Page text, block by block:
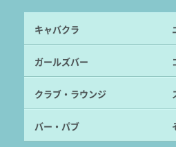
キャバクラ
ガールズバー
クラブ・ラウンジ
バー・パブ